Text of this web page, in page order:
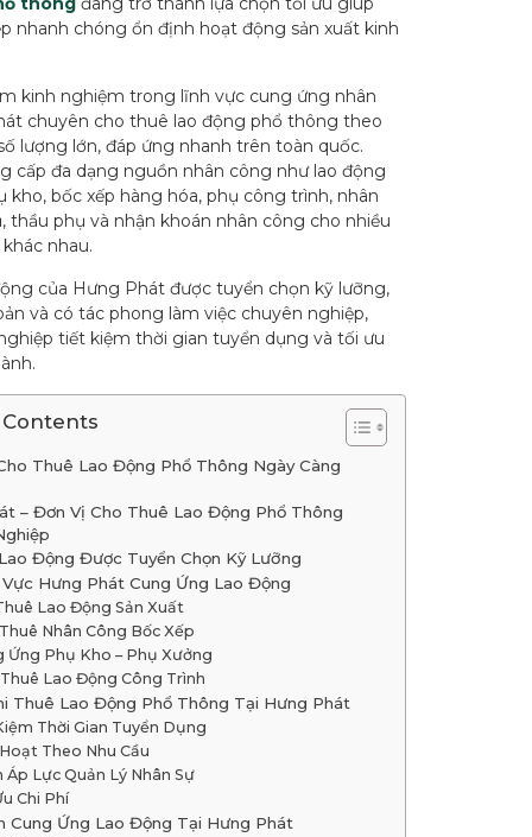
nhanh chóng ổn định hoạt động sản xuất kinh
kinh nghiệm trong lĩnh vực cung ứng nhân
chuyên cho thuê lao động phổ thông theo
lượng lớn, đáp ứng nhanh trên toàn quốc.
cấp đa dạng nguồn nhân công như lao động
kho, bốc xếp hàng hóa, phụ công trình, nhân
thầu phụ và nhận khoán nhân công cho nhiều
nhau.
của Hưng Phát được tuyển chọn kỹ lưỡng,
và có tác phong làm việc chuyên nghiệp,
tiết kiệm thời gian tuyển dụng và tối ưu
Thuê Lao Động Phổ Thông Ngày Càng
– Đơn Vị Cho Thuê Lao Động Phổ Thông
Động Được Tuyển Chọn Kỹ Lưỡng
Hưng Phát Cung Ứng Lao Động
Lao Động Sản Xuất
Nhân Công Bốc Xếp
Ứng Phụ Kho – Phụ Xưởng
Lao Động Công Trình
Thuê Lao Động Phổ Thông Tại Hưng Phát
Thời Gian Tuyển Dụng
Theo Nhu Cầu
Áp Lực Quản Lý Nhân Sự
Chi Phí
Cung Ứng Lao Động Tại Hưng Phát